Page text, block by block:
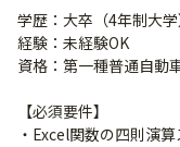
学歴：大卒（4年制大学
経験：未経験OK
資格：第一種普通自動
【必須要件】
・Excel関数の四則演